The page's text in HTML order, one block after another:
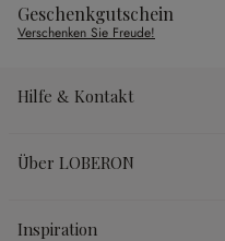
Geschenkgutschein
Verschenken Sie Freude!
Hilfe & Kontakt
Über LOBERON
Inspiration